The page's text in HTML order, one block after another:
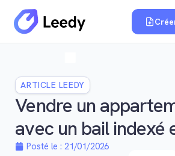
ARTICLE LEEDY
Vendre un
avec un bail indexé
Posté le : 21/01/2026